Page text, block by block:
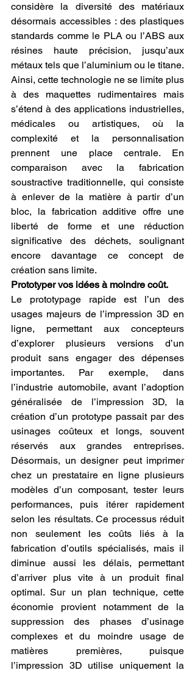
considère la diversité des matériaux
désormais accessibles : des plastiques
standards comme le PLA ou l’ABS aux
résines haute précision, jusqu’aux
métaux tels que l’aluminium ou le titane.
Ainsi, cette technologie ne se limite plus
à des maquettes rudimentaires mais
s’étend à des applications industrielles,
médicales ou artistiques, où la
complexité et la personnalisation
prennent une place centrale. En
comparaison avec la fabrication
soustractive traditionnelle, qui consiste
à enlever de la matière à partir d’un
bloc, la fabrication additive offre une
liberté de forme et une réduction
significative des déchets, soulignant
encore davantage ce concept de
création sans limite.
Prototyper vos idées à moindre coût.
Le prototypage rapide est l’un des
usages majeurs de l’impression 3D en
ligne, permettant aux concepteurs
d’explorer plusieurs versions d’un
produit sans engager des dépenses
importantes. Par exemple, dans
l’industrie automobile, avant l’adoption
généralisée de l’impression 3D, la
création d’un prototype passait par des
usinages coûteux et longs, souvent
réservés aux grandes entreprises.
Désormais, un designer peut imprimer
chez un prestataire en ligne plusieurs
modèles d’un composant, tester leurs
performances, puis itérer rapidement
selon les résultats. Ce processus réduit
non seulement les coûts liés à la
fabrication d’outils spécialisés, mais il
diminue aussi les délais, permettant
d’arriver plus vite à un produit final
optimal. Sur un plan technique, cette
économie provient notamment de la
suppression des phases d’usinage
complexes et du moindre usage de
matières premières, puisque
l’impression 3D utilise uniquement la